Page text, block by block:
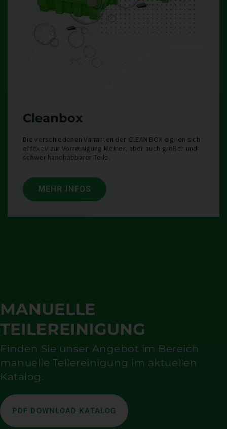
Cleanbox
Die verschiedenen Varianten der CLEAN BOX eignen sich
effektiv zur Vorreinigung kleiner, aber auch großer und
schwer handhabbarer Teile.
MEHR INFOS
MANUELLE
TEILEREINIGUNG
Finden Sie unser Angebot im Bereich
manuelle Teilereinigung im aktuellen
Katalog.
PDF DOWNLOAD KATALOG